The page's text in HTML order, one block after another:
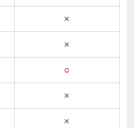
×
×
○
×
×